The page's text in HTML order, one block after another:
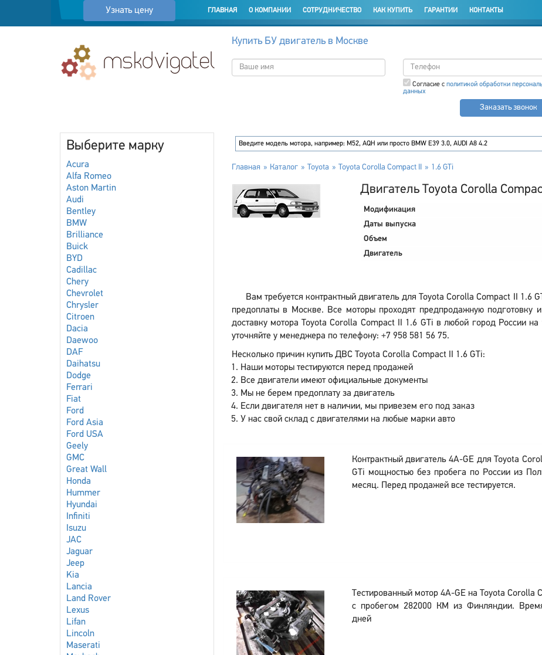
Узнать цену ГЛАВНАЯ О КОМПАНИИ СОТРУДНИЧЕСТВО КАК КУПИТЬ ГАРАНТИИ КОНТАКТЫ
Купить БУ двигатель в Москве
Согласие с политикой обработки
данных
Заказать звонок
Выберите марку
Acura
Alfa Romeo
Aston Martin
Audi
Bentley
BMW
Brilliance
Buick
BYD
Cadillac
Chery
Chevrolet
Chrysler
Citroen
Dacia
Daewoo
DAF
Daihatsu
Dodge
Ferrari
Fiat
Ford
Ford Asia
Ford USA
Geely
GMC
Great Wall
Honda
Hummer
Hyundai
Infiniti
Isuzu
JAC
Jaguar
Jeep
Kia
Lancia
Land Rover
Lexus
Lifan
Lincoln
Maserati
Главная Каталог Toyota Toyota Corolla Compact II 1.6 GTi
Двигатель Toyota Corolla
Модификация
Даты выпуска
Объем
Двигатель
Вам требуется контрактный двигатель для Toyota Corolla Compact II 1.6
предоплаты в Москве. Все моторы проходят предпродажную подготовку
доставку мотора Toyota Corolla Compact II 1.6 GTi в любой город России
уточняйте у менеджера по телефону: +7 958 581 56 75.
Несколько причин купить ДВС Toyota Corolla Compact II 1.6 GTi:
Наши моторы тестируются перед продажей
Все двигатели имеют официальные документы
Мы не берем предоплату за двигатель
Если двигателя нет в наличии, мы привезем его под заказ
У нас свой склад с двигателями на любые марки авто
Контрактный двигатель 4A-GE для Toyota
GTi мощностью без пробега по России из
месяц. Перед продажей все тестируется.
Тестированный мотор 4A-GE на Toyota Corolla
с пробегом 282000 КМ из Финляндии.
дней